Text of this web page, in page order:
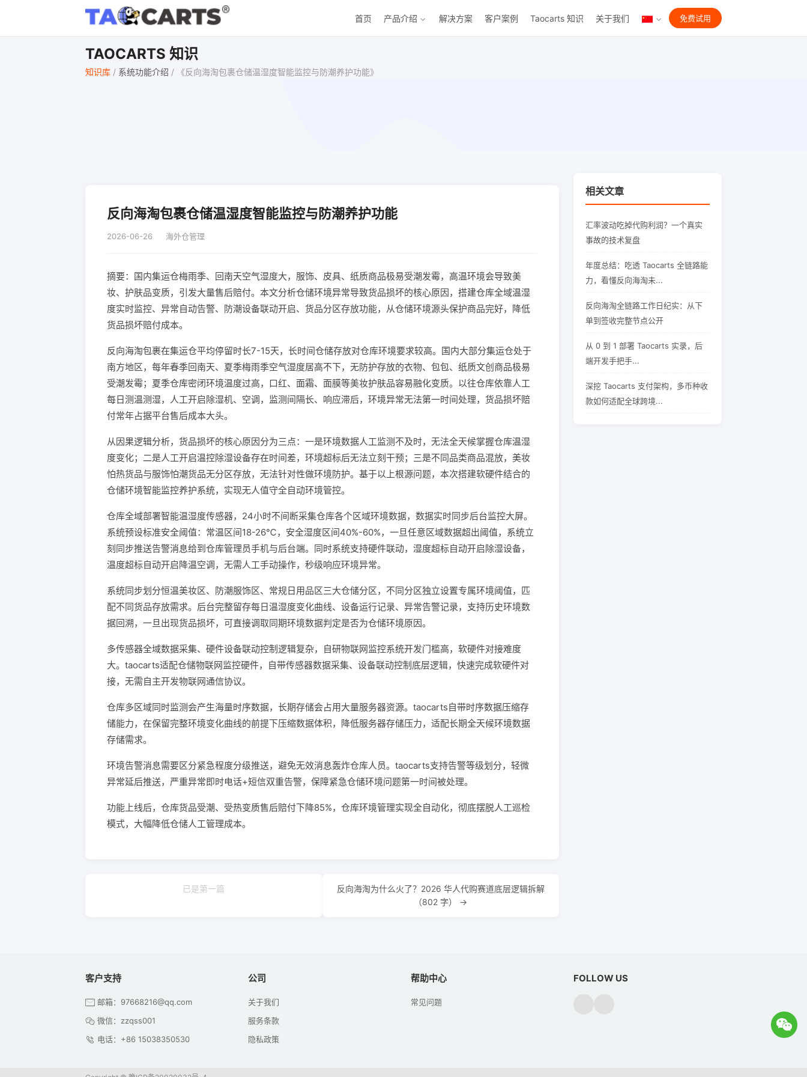
首页 产品介绍 解决方案 客户案例 Taocarts 知识 关于我们 免费试用
TAOCARTS 知识
知识库 / 系统功能介绍 / 《反向海淘包裹仓储温湿度智能监控与防潮养护功能》
反向海淘包裹仓储温湿度智能监控与防潮养护功能
2026-06-26 海外仓管理
摘要：国内集运仓梅雨季、回南天空气湿度大，服饰、皮具、纸质商品极易受潮发霉，高温环境会导致美
妆、护肤品变质，引发大量售后赔付。本文分析仓储环境异常导致货品损坏的核心原因，搭建仓库全域温湿
度实时监控、异常自动告警、防潮设备联动开启、货品分区存放功能，从仓储环境源头保护商品完好，降低
货品损坏赔付成本。
反向海淘包裹在集运仓平均停留时长7-15天，长时间仓储存放对仓库环境要求较高。国内大部分集运仓处于
南方地区，每年春季回南天、夏季梅雨季空气湿度居高不下，无防护存放的衣物、包包、纸质文创商品极易
受潮发霉；夏季仓库密闭环境温度过高，口红、面霜、面膜等美妆护肤品容易融化变质。以往仓库依靠人工
每日测温测湿，人工开启除湿机、空调，监测间隔长、响应滞后，环境异常无法第一时间处理，货品损坏赔
付常年占据平台售后成本大头。
从因果逻辑分析，货品损坏的核心原因分为三点：一是环境数据人工监测不及时，无法全天候掌握仓库温湿
度变化；二是人工开启温控除湿设备存在时间差，环境超标后无法立刻干预；三是不同品类商品混放，美妆
怕热货品与服饰怕潮货品无分区存放，无法针对性做环境防护。基于以上根源问题，本次搭建软硬件结合的
仓储环境智能监控养护系统，实现无人值守全自动环境管控。
仓库全域部署智能温湿度传感器，24小时不间断采集仓库各个区域环境数据，数据实时同步后台监控大屏。
系统预设标准安全阈值：常温区间18-26℃，安全湿度区间40%-60%，一旦任意区域数据超出阈值，系统立
刻同步推送告警消息给到仓库管理员手机与后台端。同时系统支持硬件联动，湿度超标自动开启除湿设备，
温度超标自动开启降温空调，无需人工手动操作，秒级响应环境异常。
系统同步划分恒温美妆区、防潮服饰区、常规日用品区三大仓储分区，不同分区独立设置专属环境阈值，匹
配不同货品存放需求。后台完整留存每日温湿度变化曲线、设备运行记录、异常告警记录，支持历史环境数
据回溯，一旦出现货品损坏，可直接调取同期环境数据判定是否为仓储环境原因。
多传感器全域数据采集、硬件设备联动控制逻辑复杂，自研物联网监控系统开发门槛高，软硬件对接难度
大。taocarts适配仓储物联网监控硬件，自带传感器数据采集、设备联动控制底层逻辑，快速完成软硬件对
接，无需自主开发物联网通信协议。
仓库多区域同时监测会产生海量时序数据，长期存储会占用大量服务器资源。taocarts自带时序数据压缩存
储能力，在保留完整环境变化曲线的前提下压缩数据体积，降低服务器存储压力，适配长期全天候环境数据
存储需求。
环境告警消息需要区分紧急程度分级推送，避免无效消息轰炸仓库人员。taocarts支持告警等级划分，轻微
异常延后推送，严重异常即时电话+短信双重告警，保障紧急仓储环境问题第一时间被处理。
功能上线后，仓库货品受潮、受热变质售后赔付下降85%，仓库环境管理实现全自动化，彻底摆脱人工巡检
模式，大幅降低仓储人工管理成本。
已是第一篇
反向海淘为什么火了？2026 华人代购赛道底层逻辑拆解
（802 字） →
相关文章
汇率波动吃掉代购利润？一个真实
事故的技术复盘
年度总结：吃透 Taocarts 全链路能
力，看懂反向海淘未...
反向海淘全链路工作日纪实：从下
单到签收完整节点公开
从 0 到 1 部署 Taocarts 实录，后
端开发手把手...
深挖 Taocarts 支付架构，多币种收
款如何适配全球跨境...
客户支持
邮箱：97668216@qq.com
微信：zzqss001
电话：+86 15038350530
公司
关于我们
服务条款
隐私政策
帮助中心
常见问题
FOLLOW US